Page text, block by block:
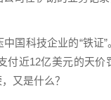
国科技企业的“铁
付近12亿美元的天
又是什么？